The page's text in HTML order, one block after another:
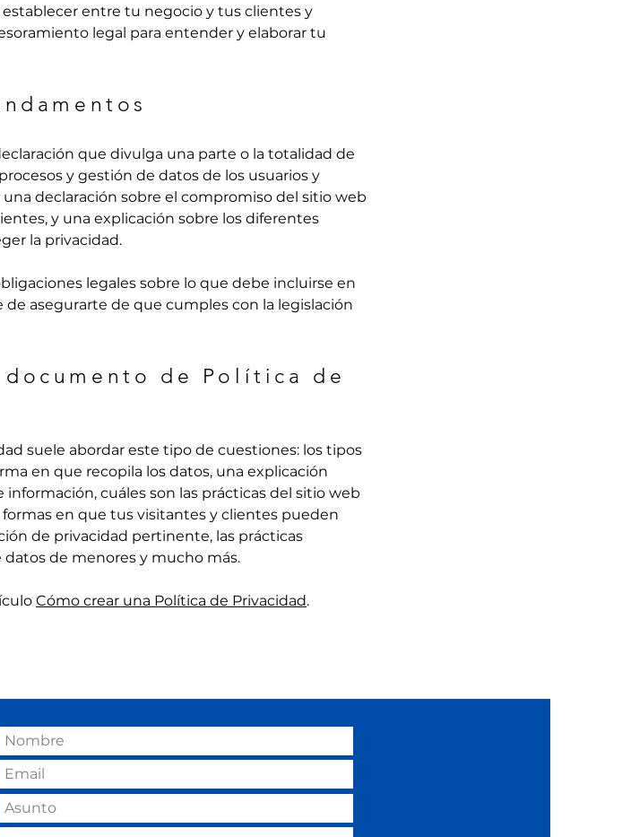
entre tu negocio y tus clientes y
legal para entender y elaborar tu
que divulga una parte o la totalidad de
y gestión de datos de los usuarios y
declaración sobre el compromiso del sitio web
y una explicación sobre los diferentes
la privacidad.
legales sobre lo que debe incluirse en
de asegurarte de que cumples con la legislación
de Política de
suele abordar este tipo de cuestiones: los tipos
en que recopila los datos, una explicación
cuáles son las prácticas del sitio web
en que tus visitantes y clientes pueden
de privacidad pertinente, las prácticas
de menores y mucho más.
Cómo crear una Política de Privacidad.